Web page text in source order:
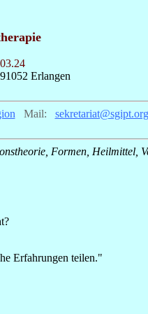
Erlangen
Mail: sekretariat@sgipt.org
Formen, Heilmittel,
Erfahrungen teilen."